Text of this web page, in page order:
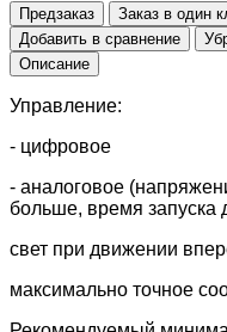
Предзаказ
Заказ в один
Добавить в сравнение
Описание
Управление:
- цифровое
- аналоговое
больше, время запуска
свет при движении
максимально точное